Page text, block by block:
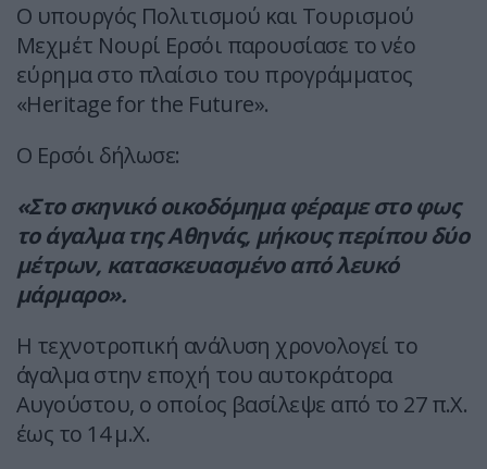
Ο υπουργός Πολιτισμού και Τουρισμού
Μεχμέτ Νουρί Ερσόι παρουσίασε το νέο
εύρημα στο πλαίσιο του προγράμματος
«Heritage for the Future».
Ο Ερσόι δήλωσε:
«Στο σκηνικό οικοδόμημα φέραμε στο φως
το άγαλμα της Αθηνάς, μήκους περίπου δύο
μέτρων, κατασκευασμένο από λευκό
μάρμαρο».
Η τεχνοτροπική ανάλυση χρονολογεί το
άγαλμα στην εποχή του αυτοκράτορα
Αυγούστου, ο οποίος βασίλεψε από το 27 π.Χ.
έως το 14 μ.Χ.